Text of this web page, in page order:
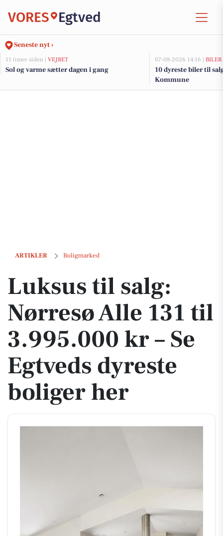
VORES Egtved
Seneste nyt ›
11 timer siden | VEJRET
Sol og varme sætter dagen i gang
07-08-2026 14:16 | BILER
10 dyreste biler til
Kommune
ARTIKLER Boligmarked
Luksus til salg: Nørresø Alle 131 til 3.995.000 kr – Se Egtveds
Luksus til salg:
Nørresø Alle 131 til
3.995.000 kr – Se
Egtveds dyreste
boliger her